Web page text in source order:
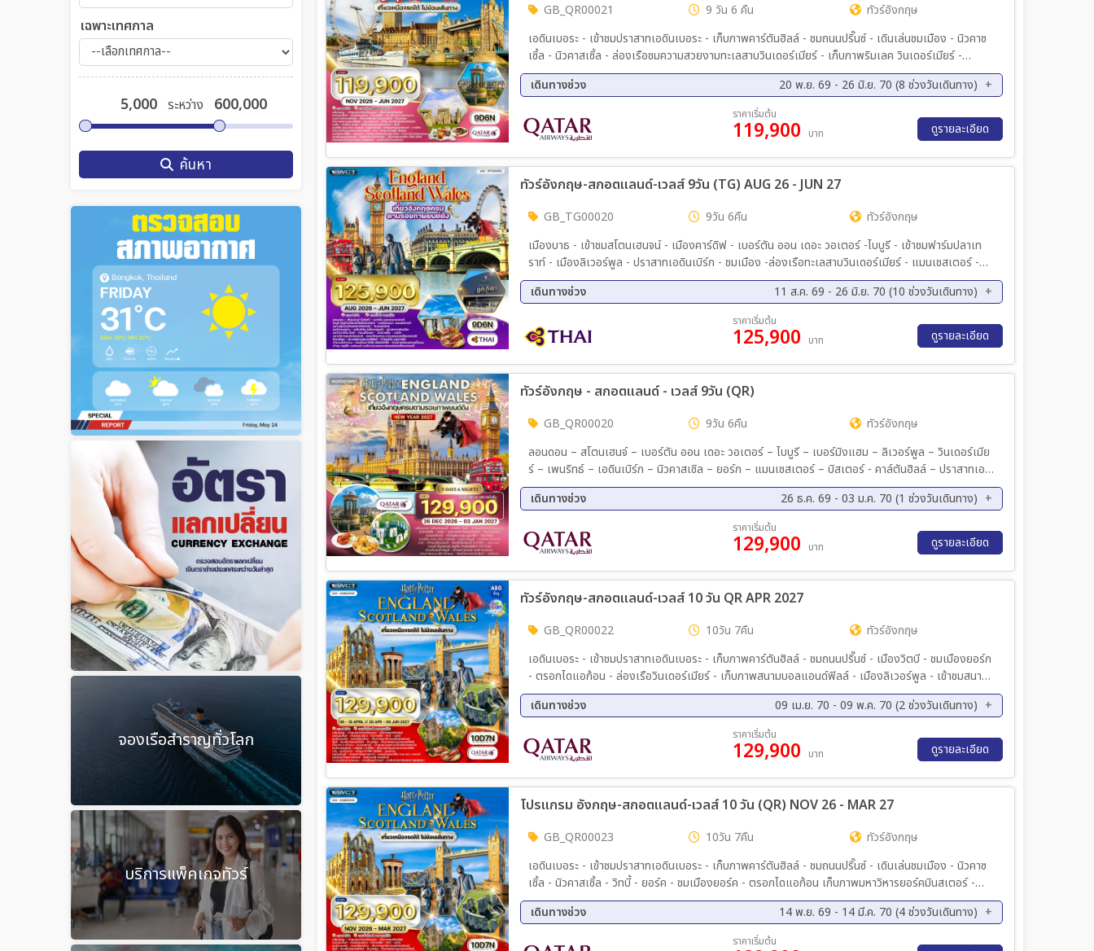
เฉพาะเทศกาล
ระหว่าง
ค้นหา
จองเรือสำราญทั่วโลก
บริการแพ็คเกจทัวร์
GB_QR00021 9 วัน 6 คืน
ทัวร์อังกฤษ
เอดินเบอระ - เข้าชมปราสาทเอดินเบอระ - เก็บภาพคาร์ตันฮิลล์ - ชมถนนปริ๊นซ์ - เดินเล่นชมเมือง - นิวคาซ
เซิ้ล - นิวคาสเซิ้ล - ล่องเรือชมความสวยงามทะเลสาบวินเดอร์เมียร์ - เก็บภาพริมเลค วินเดอร์เมียร์ -
ลิเวอร์พูล - เก็บภาพสนามแอนด์ฟิลล์ - แมนเชสเตอร์ - เข้าชม สนามโอลด์แทรฟฟอร์ด - ยอร์ค – ชมเมือง
ยอร์ค – ชมต้นฉบับดรอกไดแอกอน – ลีดส์ - เบอร์ตัน ออน เดอะ วอเตอร์ – หมู่บ้านไบบูรี - เข้าชมฟาร์มปลา
เทราท์ – คาร์ดิฟ - เก็บภาพด้านนอกปราสาทคาร์ดิฟ - บาธ - ชมเมืองเก่า – เข้าชม STONE HENGE –
ชอปปิ้งเอาท์เล็ต - ชมกรุงลอนดอน – เข้าชม เพชรยอดมงกุฎ จีเวล – ทาวเวอร์ออฟลอนดอน - ล่องเรือชม
แม่น้ำเทมส์ – ชอปปิ้งย่านอ็อกฟอร์ด - เก็บภาพหอนาฬิกา (BIG BEN) - เดินเล่นย่านโคเว้นการ์เด้น
(UNSEEN) – ชอปปิ้งจุใจห้างแฮร์รอด
เดินทางช่วง
20 พ.ย. 69 - 26 มิ.ย. 70 (8 ช่วงวันเดินทาง)
04 ธ.ค. 69 - 12 ธ.ค. 69
12 ก.พ. 70 - 20 ก.พ. 70
19 มี.ค 70 - 27 มี.ค 70
09 เม.ย 70 - 17 เม.ย 70
30 เม.ย 70 - 08 พ.ค. 70
ราคาเริ่มต้น
119,900 บาท ดูรายละเอียด
ทัวร์อังกฤษ-สกอตแลนด์-เวลส์ 9วัน (TG) AUG 26 - JUN 27
GB_TG00020 9วัน 6คืน
ทัวร์อังกฤษ
เมืองบาธ - เข้าชมสโตนเฮนจน์ - เมืองคาร์ดิฟ - เบอร์ตัน ออน เดอะ วอเตอร์ -ไบบูรี - เข้าชมฟาร์มปลาเท
ราท์ - เมืองลิเวอร์พูล - ปราสาทเอดินเบิร์ก - ชมเมือง -ล่องเรือทะเลสาบวินเดอร์เมียร์ - แมนเชสเตอร์ -
เข้าชมสนามฟุตบอลโอลด์แทรฟฟอร์ด-สแตรสฟอร์ด อัพพอน เอวอน, ช้อปปิ้ง Bicester Outlet ชมกรุง
ลอนดอน -ล่องเรือแม่น้ำเทมส์, หอคอยลอนดอน, ชมมหานครลอนดอน-ช้อปปิ้งถนนอ๊อกฟอร์ด - เบอร์เกอร์
ล๊อบสเตอร์ - ช้อปปิ้งห้างแฮร์รอดส์ -อาหารจีน Four Season เมนูเป็ดย่างและกุ้งมังกรรสเลิศ
เดินทางช่วง
11 ส.ค. 69 - 26 มิ.ย. 70 (10 ช่วงวันเดินทาง)
10 ต.ค. 69 - 18 ต.ค. 69
13 พ.ย. 69 - 21 พ.ย. 69
04 ธ.ค. 69 - 12 ธ.ค. 69
12 ก.พ. 70 - 20 ก.พ. 70
18 มิ.ย 70 - 26 มิ.ย 70
ราคาเริ่มต้น
125,900 บาท ดูรายละเอียด
ทัวร์อังกฤษ - สกอตแลนด์ - เวลส์ 9วัน (QR)
GB_QR00020 9วัน 6คืน
ทัวร์อังกฤษ
ลอนดอน – สโตนเฮนจ์ – เบอร์ตัน ออน เดอะ วอเตอร์ – ไบบูรี – เบอร์มิงแฮม – ลิเวอร์พูล – วินเดอร์เมีย
ร์ – เพนริทธ์ – เอดินเบิร์ก – นิวคาสเซิล – ยอร์ก – แมนเชสเตอร์ – บิสเตอร์ - คาล์ตันฮิลล์ – ปราสาทเอ
ดินเบอระ – ถนนรอยัลไมล์ – รัฐสภาสก็อตแลนด์ – ร้าน The Elephant House – ถนนปริ๊นซ์สตรีท – มหา
วิหารยอร์ก – ตรอกแชมเบิล (แรงบันดาลใจตรอกไดแอกอน Harry Potter) – ทะเลสาบวินเดอร์เมียร์ –
สนามโอลด์แทรฟฟอร์ด – สนามแอนฟิลด์ – อนุสาวรีย์ The Beatles – หมู่บ้านเบอร์ตัน ออน เดอะ วอ
เตอร์ – หมู่บ้านไบบูรี (Arlington Row) – ปราสาทคาร์ดิฟ – เมืองคาร์ดิฟ – เมืองบาธ – โรมันบาธ – ส
โตนเฮนจ์ – Bicester Village Outlet – Warner Bros. Harry Potter Studio Tour – พระราชวังบัก
กิ้งแฮม – หอนาฬิกาบิ๊กเบน – Westminster Abbey – ล่องเรือแม่น้ำเทมส์ – ทาวเวอร์ออฟลอนดอน –
สะพานทาวเวอร์บริดจ์ – ถนนอ็อกซ์ฟอร์ด – Knightsbridge (Harrods) มื้อพิเศษ : Fish & Chips ต้น
ตำรับอังกฤษ – เป็ดย่าง Four Seasons – กุ้งมังกร – ดินเนอร์ซีฟู้ดลอนดอน – อาหารอังกฤษสไตล์ท้อง
ถิ่น
เดินทางช่วง
26 ธ.ค. 69 - 03 ม.ค. 70 (1 ช่วงวันเดินทาง)
ราคาเริ่มต้น
129,900 บาท ดูรายละเอียด
ทัวร์อังกฤษ-สกอตแลนด์-เวลส์ 10 วัน QR APR 2027
GB_QR00022 10วัน 7คืน
ทัวร์อังกฤษ
เอดินเบอระ - เข้าชมปราสาทเอดินเบอระ - เก็บภาพคาร์ตันฮิลล์ - ชมถนนปริ๊นซ์ - เมืองวิตบี - ชมเมืองยอร์ก
- ตรอกไดแอก้อน - ล่องเรือวินเดอร์เมียร์ - เก็บภาพสนามบอลแอนด์ฟิลล์ - เมืองลิเวอร์พูล - เข้าชมสนาม
ฟุตบอลโอลด์แทรฟฟอร์ด - ชมเมืองเชสเตอร์ - ชมเมืองคาร์ดิฟ - เข้าชม สโตนเฮนจ์ - ชมตัวเมืองบาธ - หมู่
บ้านไบบุรี - เข้าชมฟาร์มปลาเทราซ์ - ชมหมู่บ้านเบอร์ตัน ออน เดอะ วอเตอร์ - ชอปปิ้งเอาท์เลต บิสเตอร์ -
โรงถ่ายแฮรี่ พอตเตอร์ - ชมกรุงลอนดอน - ทานเป็ดย่างโฟร์ ซีซั่น และกุ้งมังกร - ล่องเรือแม่น้ำเทมส์ - เข้า
ชมทาวเวอร์ออฟ ลอนดอน
เดินทางช่วง
09 เม.ย. 70 - 09 พ.ค. 70 (2 ช่วงวันเดินทาง)
30 เม.ย 70 - 09 พ.ค. 70
ราคาเริ่มต้น
129,900 บาท ดูรายละเอียด
โปรแกรม อังกฤษ-สกอตแลนด์-เวลส์ 10 วัน (QR) NOV 26 - MAR 27
GB_QR00023 10วัน 7คืน
ทัวร์อังกฤษ
เอดินเบอระ - เข้าชมปราสาทเอดินเบอระ - เก็บภาพคาร์ตันฮิลล์ - ชมถนนปริ๊นซ์ - เดินเล่นชมเมือง - นิวคาซ
เซิ้ล - นิวคาสเซิ้ล - วิทบี้ - ยอร์ค - ชมเมืองยอร์ค - ตรอกไดแอก้อน เก็บภาพมหาวิหารยอร์คมินสเตอร์ -
ลีดส์ - ล่องเรือวินเดอร์เมียร์ - ชมเมืองลิเวอร์พูล - เก็บภาพสนามบอลแอนด์ฟิลล์ - เก็บภาพ 4 เต่าทอง -
เข้าชมสนามฟุตบอลโอลด์แทรฟฟอร์ด - ชมเมืองเชสเตอร์ - ชมเมืองคาร์ดิฟ - เข้าชม สโตนเฮนจ์ - เข้าชม
ฟาร์มปลาเทราซ์ - ชมหมู่บ้านเบอร์ตัน ออน เดอะ วอเตอร์ – ชอปปิ้งเอาท์เลต บิสเตอร์ - โรงถ่ายแฮรี่ พอต
เดินทางช่วง
14 พ.ย. 69 - 14 มี.ค. 70 (4 ช่วงวันเดินทาง)
28 พ.ย. 69 - 07 ธ.ค. 69
ราคาเริ่มต้น